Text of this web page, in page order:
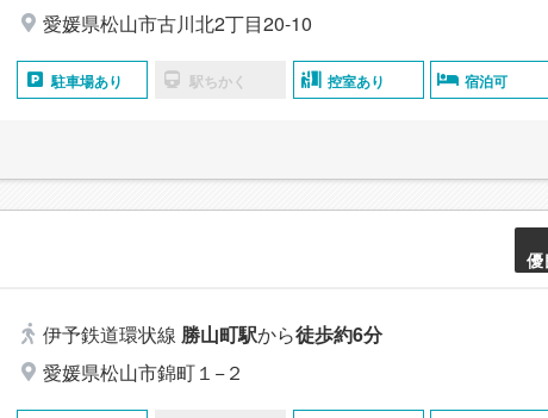
愛媛県松山市古川北2丁目20-10
駐車場あり 駅ちかく 控室あり 宿泊可
優
伊予鉄道環状線 勝山町駅から徒歩約6分
愛媛県松山市錦町１−２